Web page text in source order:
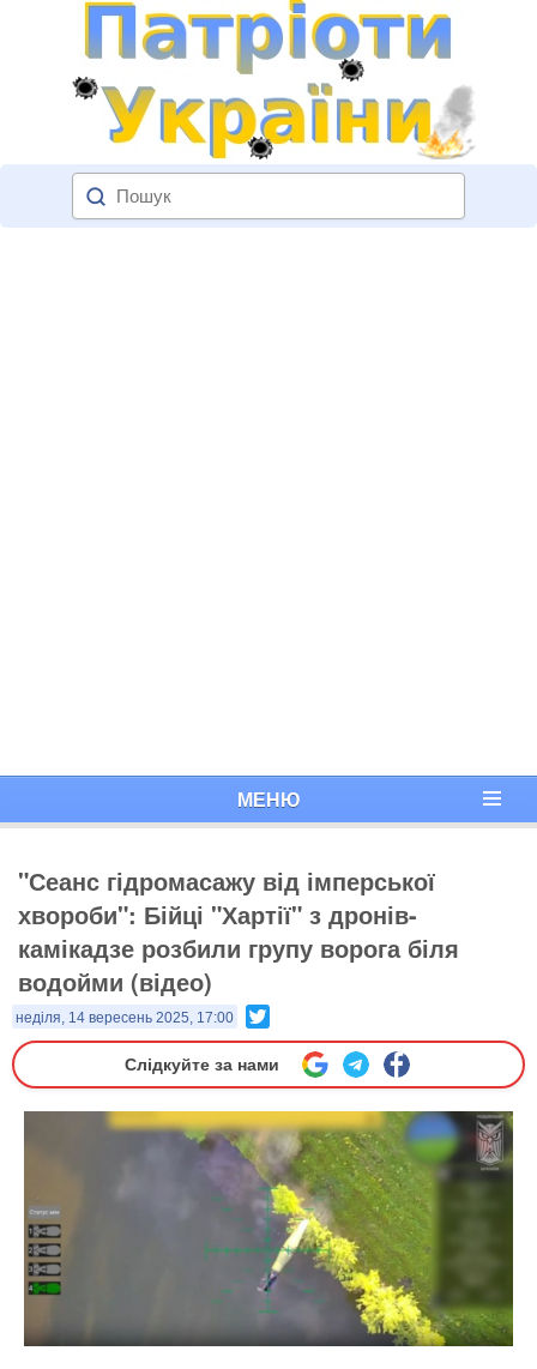
МЕНЮ
"Сеанс гідромасажу від імперської
хвороби": Бійці "Хартії" з дронів-
камікадзе розбили групу ворога біля
водойми (відео)
неділя, 14 вересень 2025, 17:00
Слідкуйте за нами